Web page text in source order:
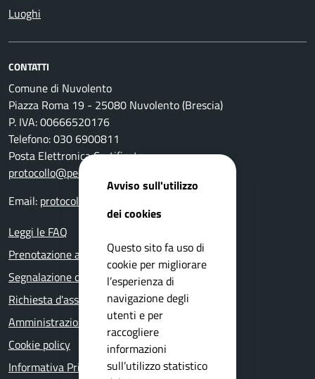
Luoghi
CONTATTI
Comune di Nuvolento
Piazza Roma 19 - 25080 Nuvolento (Brescia)
P. IVA: 00666520176
Telefono: 030 6900811
Posta Elettronica Certificata:
protocollo@pec.comune.nuvolento.bs.it
Email: protocollo@comune.nuvolento.bs.it
Leggi le FAQ
Prenotazione appuntamento
Segnalazione disservizio
Richiesta d'assistenza
Amministrazione trasparente
Cookie policy
Informativa Privacy
Avviso sull'utilizzo
dei cookies
Questo sito fa uso di
cookie per migliorare
l’esperienza di
navigazione degli
utenti e per
raccogliere
informazioni
sull’utilizzo statistico